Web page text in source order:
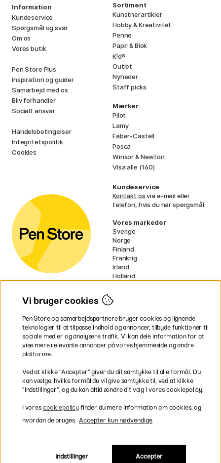
Information
Kundeservice
Spørgsmål og svar
Om os
Vores butik
Pen Store Plus
Inspiration og guider
Samarbejd med os
Bliv forhandler
Socialt ansvar
Handelsbetingelser
Integritetspolitik
Cookies
Sortiment
Kunstnerartikler
Hobby & Kreativitet
Penne
Papir & Blok
Kids
Outlet
Nyheder
Staff picks
Mærker
Pilot
Lamy
Faber-Castell
Posca
Winsor & Newton
Visa alle (160)
Kundeservice
Kontakt osvia e-mail eller
telefon, hvis du har spørgsmål.
Vores markeder
Sverige
Norge
Finland
Frankrig
Irland
Holland
EU
* Specifikkefragtvilkår gælder for
voluminøse varer.
Hurtig levering til hele Danmark
Inkl. moms
Vi bruger cookies
Pen Store og samarbejdspartnere bruger cookies og lignende
teknologier til at tilpasse indhold og annoncer, tilbyde funktioner til
sociale medier og analysere trafik. Vi kan dele information for at
vise mere relevante annoncer på vores hjemmeside og andre
platforme.
Ved at klikke ”Accepter” giver du dit samtykke til alle formål. Du
kan vælge, hvilke formål du vil give samtykke til, ved at klikke
”Indstillinger”, og du kan altid ændre dit valg i vores cookiepolicy.
I vores cookiepolicyfinder du mere information om cookies, og
hvordan de bruges. Accepter kun nødvendige
Indstillinger Accepter